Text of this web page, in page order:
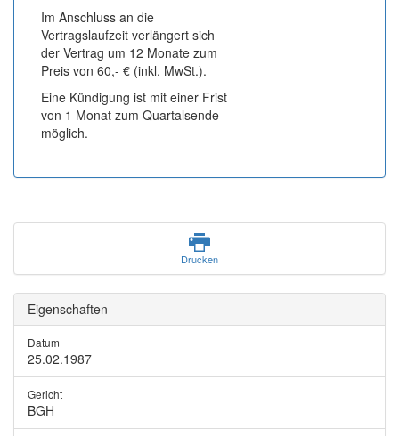
Im Anschluss an die
Vertragslaufzeit verlängert sich
der Vertrag um 12 Monate zum
Preis von 60,- € (inkl. MwSt.).
Eine Kündigung ist mit einer Frist
von 1 Monat zum Quartalsende
möglich.
Drucken
Eigenschaften
Datum
25.02.1987
Gericht
BGH